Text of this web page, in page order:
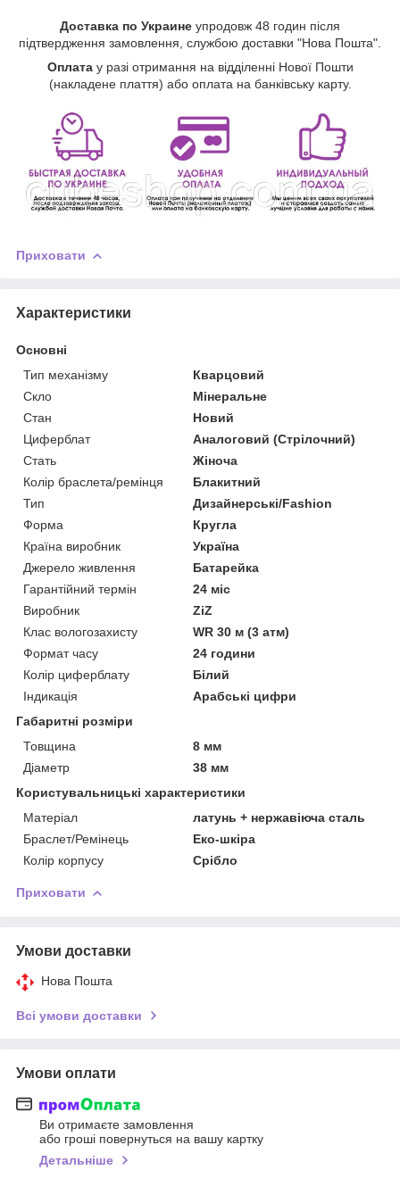
Доставка по Украине упродовж 48 годин після
підтвердження замовлення, службою доставки "Нова Пошта".
Оплата у разі отримання на відділенні Нової Пошти
(накладене плаття) або оплата на банківську карту.
Приховати
Характеристики
Основні
Тип механізму
Кварцовий
Скло
Мінеральне
Стан
Новий
Циферблат
Аналоговий (Стрілочний)
Стать
Жіноча
Колір браслета/ремінця
Блакитний
Тип
Дизайнерські/Fashion
Форма
Кругла
Країна виробник
Україна
Джерело живлення
Батарейка
Гарантійний термін
24 міс
Виробник
ZiZ
Клас вологозахисту
WR 30 м (3 атм)
Формат часу
24 години
Колір циферблату
Білий
Індикація
Арабські цифри
Габаритні розміри
Товщина
8 мм
Діаметр
38 мм
Користувальницькі характеристики
Матеріал
латунь + нержавіюча сталь
Браслет/Ремінець
Еко-шкіра
Колір корпусу
Срібло
Приховати
Умови доставки
Нова Пошта
Всі умови доставки
Умови оплати
Ви отримаєте замовлення
або гроші повернуться на вашу картку
Детальніше